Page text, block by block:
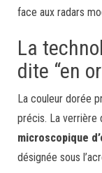
face aux radars
La
dite “en
La couleur dorée
précis. La verrière
microscopique
désignée sous